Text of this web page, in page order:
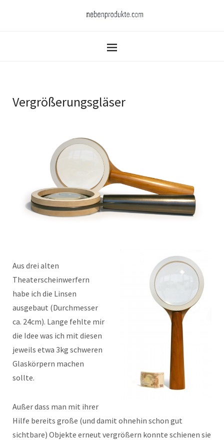
Vergrößerungsgläser
Aus drei alten
Theaterscheinwerfern
habe ich die Linsen
ausgebaut (Durchmesser
ca. 24cm). Lange fehlte mir
die Idee was ich mit diesen
jeweils etwa 3kg schweren
Glaskörpern machen
sollte.
Außer dass man mit ihrer
Hilfe bereits große (und damit ohnehin schon gut
sichtbare) Objekte erneut vergrößern konnte schienen sie